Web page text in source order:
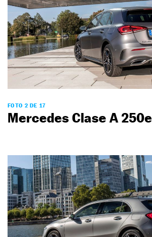
FOTO 2 DE 17
Mercedes Clase A 250e